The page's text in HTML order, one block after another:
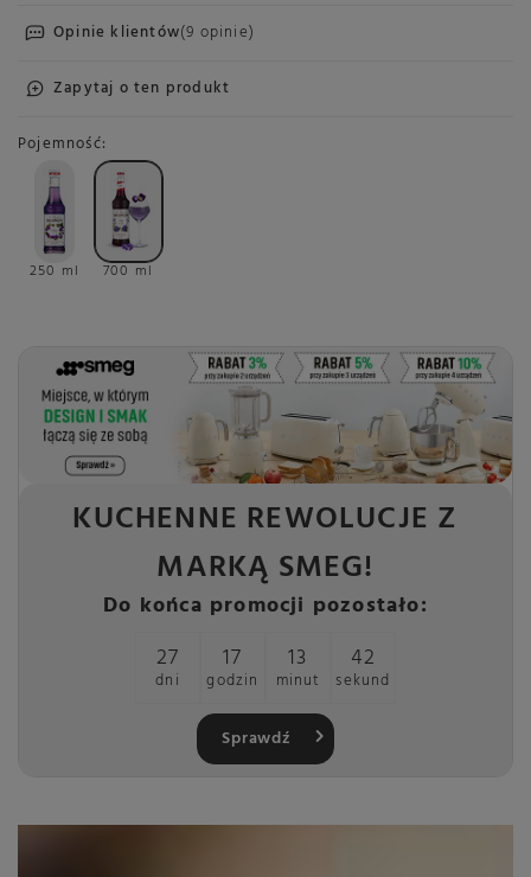
Opinie klientów(9 opinie)
Zapytaj o ten produkt
Pojemność
250 ml 700 ml
KUCHENNE REWOLUCJE Z
MARKĄ SMEG!
Do końca promocji pozostało:
27
dni
17
godzin
13
minut
41
sekund
Sprawdź